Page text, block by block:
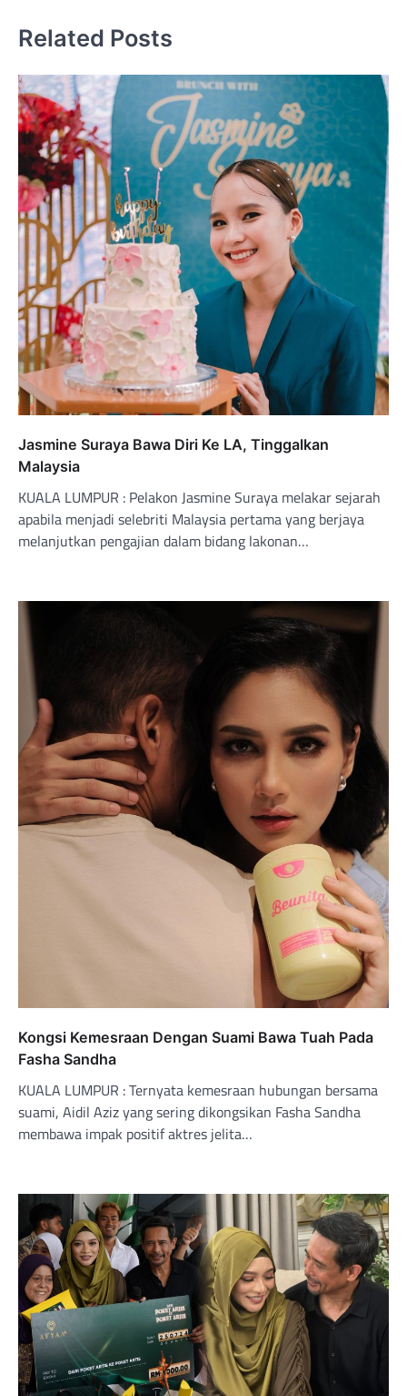
Related Posts
Jasmine Suraya Bawa Diri Ke LA, Tinggalkan
Malaysia
KUALA LUMPUR : Pelakon Jasmine Suraya melakar sejarah
apabila menjadi selebriti Malaysia pertama yang berjaya
melanjutkan pengajian dalam bidang lakonan…
Kongsi Kemesraan Dengan Suami Bawa Tuah Pada
Fasha Sandha
KUALA LUMPUR : Ternyata kemesraan hubungan bersama
suami, Aidil Aziz yang sering dikongsikan Fasha Sandha
membawa impak positif aktres jelita…